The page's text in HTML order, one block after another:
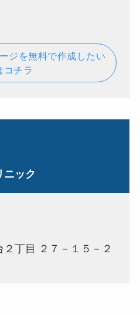
ジを無料で作成したい
コチラ
ニック
丁目 ２７－１５－２